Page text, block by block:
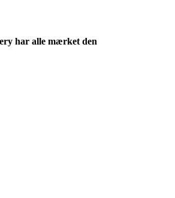
har alle mærket den